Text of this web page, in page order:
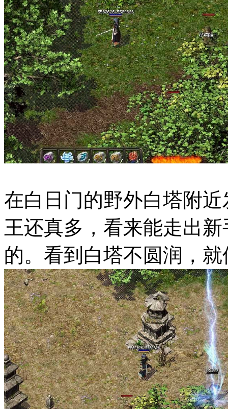
在白日门的野外白塔附
王还真多，看来能走出
的。看到白塔不圆润，